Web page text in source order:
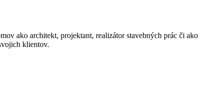
ako architekt, projektant, realizátor stavebných prác či
klientov.